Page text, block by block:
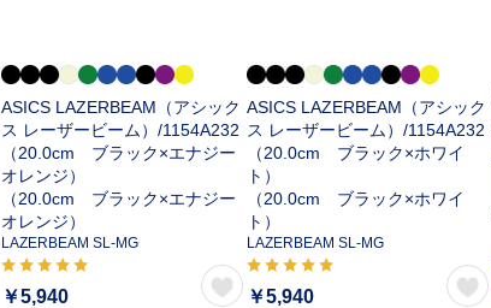
ASICS LAZERBEAM（アシック
ス レーザービーム）/1154A232
（20.0cm ブラック×エナジー
オレンジ）
（20.0cm ブラック×エナジー
オレンジ）
LAZERBEAM SL-MG
￥5,940
ASICS LAZERBEAM（アシック
ス レーザービーム）/1154A232
（20.0cm ブラック×ホワイ
ト）
（20.0cm ブラック×ホワイ
ト）
LAZERBEAM SL-MG
￥5,940